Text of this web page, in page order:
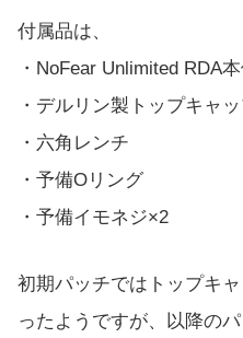
付属品は、
・NoFear Unlimited RDA
・デルリン製トップキャッ
・六角レンチ
・予備Oリング
・予備イモネジ×2
初期パッチではトップキ
ったようですが、以降の